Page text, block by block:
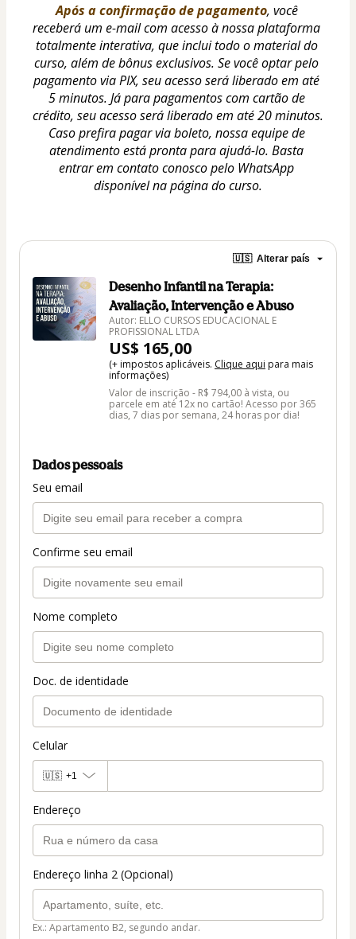
Após a confirmação de pagamento, você
receberá um e-mail com acesso à nossa plataforma
totalmente interativa, que inclui todo o material do
curso, além de bônus exclusivos. Se você optar pelo
pagamento via PIX, seu acesso será liberado em até
5 minutos. Já para pagamentos com cartão de
crédito, seu acesso será liberado em até 20 minutos.
Caso prefira pagar via boleto, nossa equipe de
atendimento está pronta para ajudá-lo. Basta
entrar em contato conosco pelo WhatsApp
disponível na página do curso.
🇺🇸 Alterar país
Desenho Infantil na Terapia:
Avaliação, Intervenção e Abuso
Autor: ELLO CURSOS EDUCACIONAL E
PROFISSIONAL LTDA
US$ 165,00
(+ impostos aplicáveis. Clique aqui para mais
informações)
Valor de inscrição - R$ 794,00 à vista, ou
parcele em até 12x no cartão! Acesso por 365
dias, 7 dias por semana, 24 horas por dia!
Dados pessoais
Seu email
Confirme seu email
Nome completo
Doc. de identidade
Celular
🇺🇸 +1
Endereço
Endereço linha 2 (Opcional)
Ex.: Apartamento B2, segundo andar.